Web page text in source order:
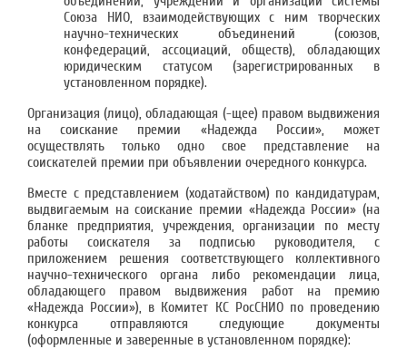
Союза НИО, взаимодействующих с ним творческих
научно-технических объединений (союзов,
конфедераций, ассоциаций, обществ), обладающих
юридическим статусом (зарегистрированных в
установленном порядке).
Организация (лицо), обладающая (-щее) правом выдвижения
на соискание премии «Надежда России», может
осуществлять только одно свое представление на
соискателей премии при объявлении очередного конкурса.
Вместе с представлением (ходатайством) по кандидатурам,
выдвигаемым на соискание премии «Надежда России» (на
бланке предприятия, учреждения, организации по месту
работы соискателя за подписью руководителя, с
приложением решения соответствующего коллективного
научно-технического органа либо рекомендации лица,
обладающего правом выдвижения работ на премию
«Надежда России»), в Комитет КС РосСНИО по проведению
конкурса отправляются следующие документы
(оформленные и заверенные в установленном порядке):